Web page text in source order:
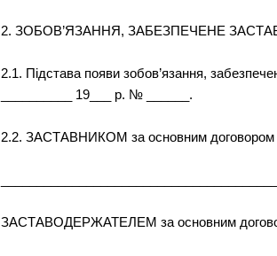
2. ЗОБОВ’ЯЗАННЯ, ЗАБЕЗПЕЧЕНЕ
2.1. Підстава появи зобов’язання,
__________ 19___ р. № ______.
2.2. ЗАСТАВНИКОМ за основним договором
ЗАСТАВОДЕРЖАТЕЛЕМ за основним